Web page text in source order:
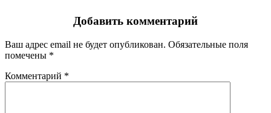
Добавить комментарий
Ваш адрес email не будет опубликован. Обязательные поля
помечены *
Комментарий *